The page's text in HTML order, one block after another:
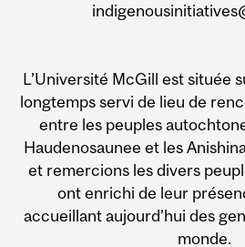
L’Université McGill est située
longtemps servi de lieu de
entre les peuples
Haudenosaunee et les
et remercions les divers
ont enrichi de leur
accueillant aujourd’hui des
monde.